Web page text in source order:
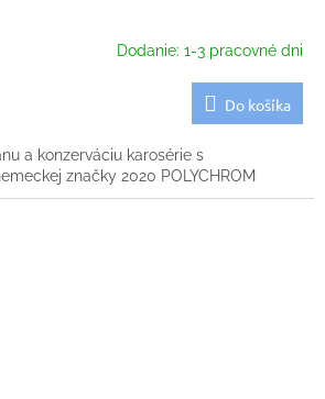
Dodanie: 1-3 pracovné dni
Do košíka
a konzerváciu karosérie s
značky 2020 POLYCHROM